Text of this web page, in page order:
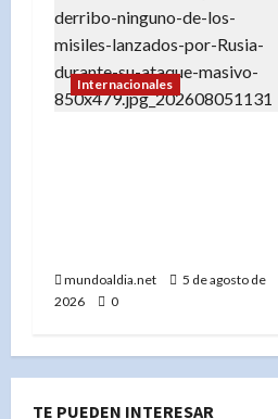
Internacionales
mundoaldia.net
5 de agosto de
2026
0
TE PUEDEN INTERESAR